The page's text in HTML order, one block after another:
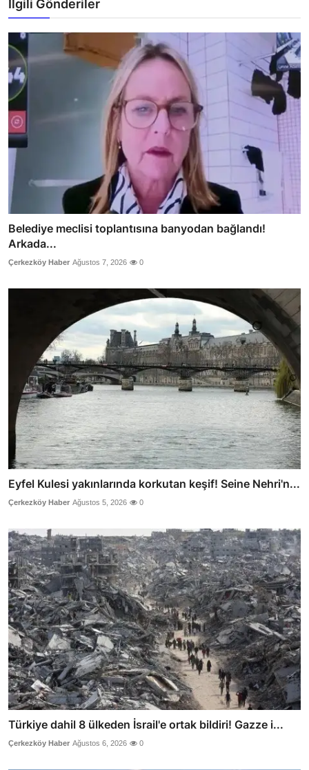
İlgili Gönderiler
Belediye meclisi toplantısına banyodan bağlandı!
Arkada...
Çerkezköy Haber Ağustos 7, 2026 0
Eyfel Kulesi yakınlarında korkutan keşif! Seine Nehri'n...
Çerkezköy Haber Ağustos 5, 2026 0
Türkiye dahil 8 ülkeden İsrail'e ortak bildiri! Gazze i...
Çerkezköy Haber Ağustos 6, 2026 0